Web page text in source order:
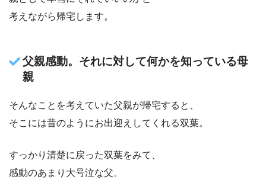
考えながら帰宅します。
父親感動。それに対して何かを知っている母
親
そんなことを考えていた父親が帰宅すると、
そこには昔のようにお出迎えしてくれる双葉。
すっかり清楚に戻った双葉をみて、
感動のあまり大号泣な父。